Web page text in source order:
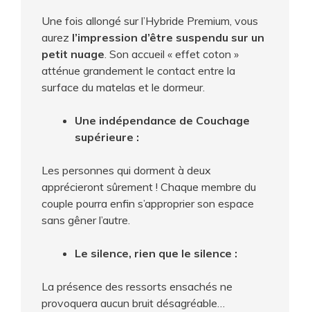
Une fois allongé sur l’Hybride Premium, vous
aurez l’impression d’être suspendu sur un
petit nuage. Son accueil « effet coton »
atténue grandement le contact entre la
surface du matelas et le dormeur.
Une indépendance de Couchage
supérieure :
Les personnes qui dorment à deux
apprécieront sûrement ! Chaque membre du
couple pourra enfin s’approprier son espace
sans gêner l’autre.
Le silence, rien que le silence :
La présence des ressorts ensachés ne
provoquera aucun bruit désagréable…